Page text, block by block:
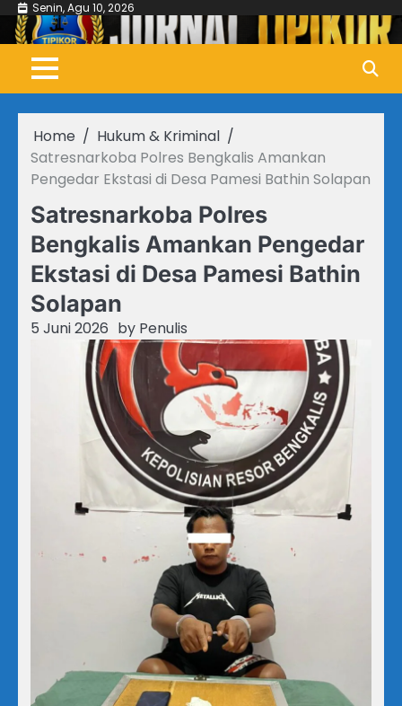
Skip
content
Senin, Agu 10, 2026
Home
Hukum & Kriminal
Satresnarkoba Polres Bengkalis Amankan
Pengedar Ekstasi di Desa Pamesi Bathin Solapan
Satresnarkoba Polres
Bengkalis Amankan Pengedar
Ekstasi di Desa Pamesi Bathin
Solapan
5 Juni 2026 by Penulis